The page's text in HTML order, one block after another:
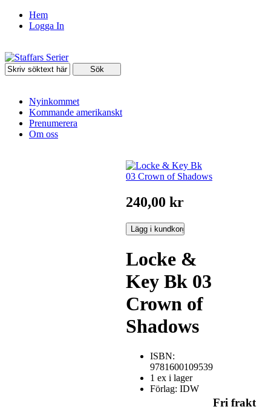
Hem
Logga In
Nyinkommet
Kommande amerikanskt
Prenumerera
Om oss
240,00 kr
Locke &
Key Bk 03
Crown of
Shadows
ISBN:
9781600109539
1 ex i lager
Förlag: IDW
Fri frakt